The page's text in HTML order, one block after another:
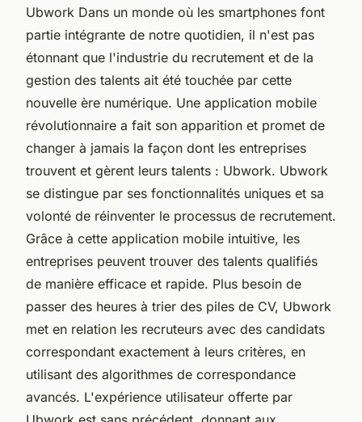
Ubwork Dans un monde où les smartphones font
partie intégrante de notre quotidien, il n'est pas
étonnant que l'industrie du recrutement et de la
gestion des talents ait été touchée par cette
nouvelle ère numérique. Une application mobile
révolutionnaire a fait son apparition et promet de
changer à jamais la façon dont les entreprises
trouvent et gèrent leurs talents : Ubwork. Ubwork
se distingue par ses fonctionnalités uniques et sa
volonté de réinventer le processus de recrutement.
Grâce à cette application mobile intuitive, les
entreprises peuvent trouver des talents qualifiés
de manière efficace et rapide. Plus besoin de
passer des heures à trier des piles de CV, Ubwork
met en relation les recruteurs avec des candidats
correspondant exactement à leurs critères, en
utilisant des algorithmes de correspondance
avancés. L'expérience utilisateur offerte par